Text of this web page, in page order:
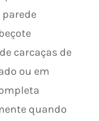
carcaças de
ou em
quando